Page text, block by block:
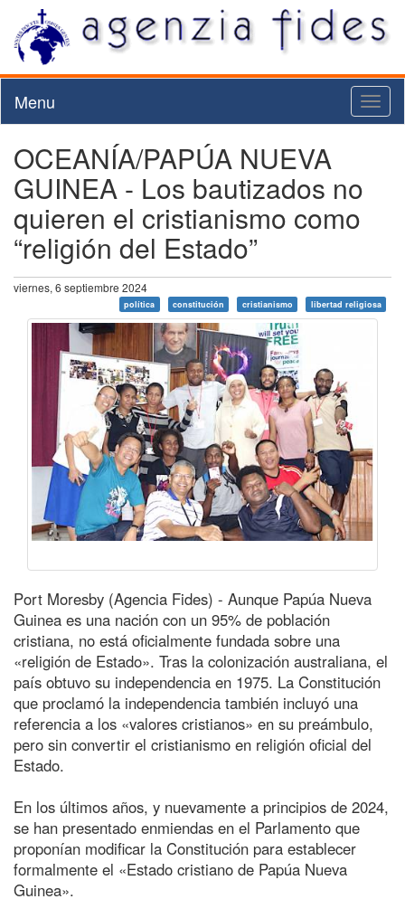
Menu
OCEANÍA/PAPÚA NUEVA
GUINEA - Los bautizados no
quieren el cristianismo como
“religión del Estado”
viernes, 6 septiembre 2024
política constitución cristianismo libertad religiosa
Port Moresby (Agencia Fides) - Aunque Papúa Nueva
Guinea es una nación con un 95% de población
cristiana, no está oficialmente fundada sobre una
«religión de Estado». Tras la colonización australiana, el
país obtuvo su independencia en 1975. La Constitución
que proclamó la independencia también incluyó una
referencia a los «valores cristianos» en su preámbulo,
pero sin convertir el cristianismo en religión oficial del
Estado.
En los últimos años, y nuevamente a principios de 2024,
se han presentado enmiendas en el Parlamento que
proponían modificar la Constitución para establecer
formalmente el «Estado cristiano de Papúa Nueva
Guinea».